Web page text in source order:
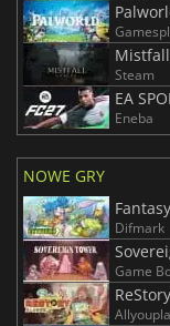
Steam
EA
Eneba
NOWE GRY
Difmark
Game